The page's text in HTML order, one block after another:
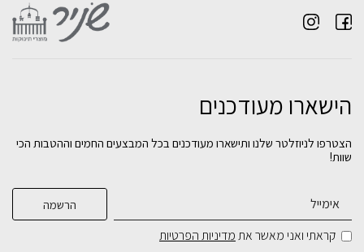
הישארו מעודכנים
הצטרפו לניוזלטר שלנו ותישארו מעודכנים בכל המבצעים החמים וההטבות הכי
שוות!
קראתי ואני מאשר אתמדיניות הפרטיות